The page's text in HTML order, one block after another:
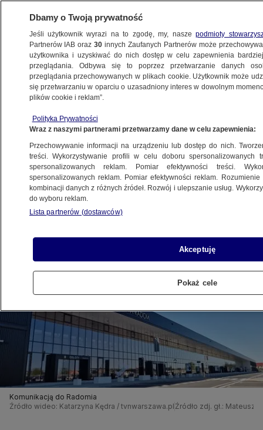
WARSZAWA
OKOLICE
jak dojechać na Lotnisko Warszawa-
Radom
Katarzyna Kędra
21.05.2023, 12:32
Komunikacją do Radomia
Źródło wideo: Katarzyna Kędra / tvnwarszawa.pl Źródło zdj. gł.: Mateusz
Dbamy o Twoją prywatność
Jeśli użytkownik wyrazi na to zgodę, my, naszepodmioty
Partnerów IAB oraz30 innych Zaufanych Partnerów może
użytkownika i uzyskiwać do nich dostęp w celu zapewnienia
przeglądania. Odbywa się to poprzez przetwarzanie danych
przeglądania przechowywanych w plikach cookie. Użytkownik może
się przetwarzaniu w oparciu o uzasadniony interes w dowolnym
plików cookie i reklam”.
Polityka Prywatności
Wraz z naszymi partnerami przetwarzamy dane w celu zapewnienia:
Przechowywanie informacji na urządzeniu lub dostęp do nich.
treści. Wykorzystywanie profili w celu doboru spersonalizowanych
spersonalizowanych reklam. Pomiar efektywności treści.
spersonalizowanych reklam. Pomiar efektywności reklam.
kombinacji danych z różnych źródeł. Rozwój i ulepszanie usług.
do wyboru reklam.
Lista partnerów (dostawców)
Akceptuję
Pokaż cele